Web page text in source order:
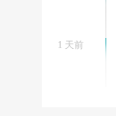
1 天前